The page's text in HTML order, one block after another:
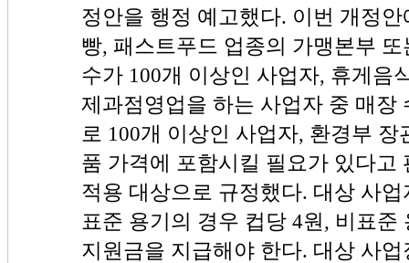
정안을 행정 예고했다. 이번 개정
빵, 패스트푸드 업종의 가맹본부
수가 100개 이상인 사업자, 휴게음
제과점영업을 하는 사업자 중 매장
로 100개 이상인 사업자, 환경부
품 가격에 포함시킬 필요가 있다고
적용 대상으로 규정했다. 대상 사
표준 용기의 경우 컵당 4원, 비표준
지원금을 지급해야 한다. 대상 사